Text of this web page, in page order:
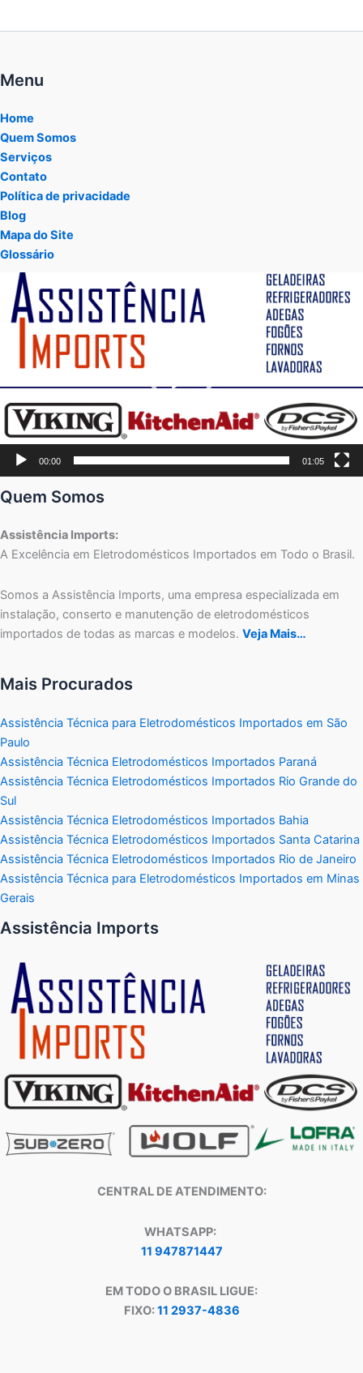
Menu
Home
Quem Somos
Serviços
Contato
Política de privacidade
Blog
Mapa do Site
Glossário
Tocador
vídeo
00:00 01:05
Quem Somos
Assistência Imports:
A Excelência em Eletrodomésticos Importados em Todo o Brasil.
Somos a Assistência Imports, uma empresa especializada em
instalação, conserto e manutenção de eletrodomésticos
importados de todas as marcas e modelos. Veja Mais…
Mais Procurados
Assistência Técnica para Eletrodomésticos Importados em São
Paulo
Assistência Técnica Eletrodomésticos Importados Paraná
Assistência Técnica Eletrodomésticos Importados Rio Grande do
Sul
Assistência Técnica Eletrodomésticos Importados Bahia
Assistência Técnica Eletrodomésticos Importados Santa Catarina
Assistência Técnica Eletrodomésticos Importados Rio de Janeiro
Assistência Técnica para Eletrodomésticos Importados em Minas
Gerais
Assistência Imports
CENTRAL DE ATENDIMENTO:
WHATSAPP:
11 947871447
EM TODO O BRASIL LIGUE:
FIXO:11 2937-4836